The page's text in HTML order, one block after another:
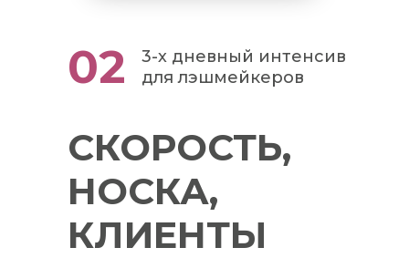
СКОРОСТЬ,
НОСКА,
КЛИЕНТЫ
3-х дневный интенсив
для лэшмейкеров
02